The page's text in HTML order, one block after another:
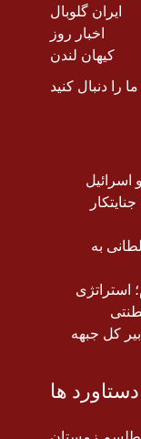
ایران گلوبال
اخبار روز
کیهان لندن
ما را دنبال کنید
اسرائیل
به
کل جبهه
دستاورد ها